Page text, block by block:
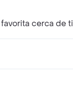
cerca de ti